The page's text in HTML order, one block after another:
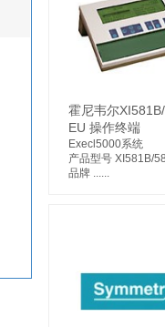
霍尼韦尔
EU 操作终端
Execl5000系统
产品型号 XI581B/
品牌 ......